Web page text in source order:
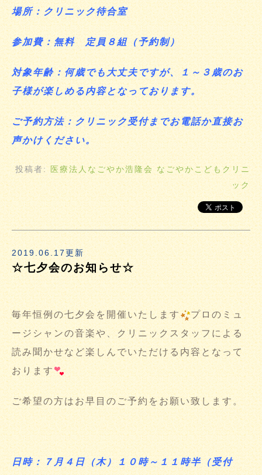
場所：クリニック待合室
参加費：無料 定員８組（予約制）
対象年齢：何歳でも大丈夫ですが、１～３歳のお
子様が楽しめる内容となっております。
ご予約方法：クリニック受付までお電話か直接お
声かけください。
投稿者:医療法人なごやか浩隆会 なごやかこどもクリニ
ック
2019.06.17更新
☆七夕会のお知らせ☆
毎年恒例の七夕会を開催いたします
プロのミュ
ージシャンの音楽や、クリニックスタッフによる
読み聞かせなど楽しんでいただける内容となって
おります
ご希望の方はお早目のご予約をお願い致します。
日時：７月４日（木）１０時～１１時半（受付